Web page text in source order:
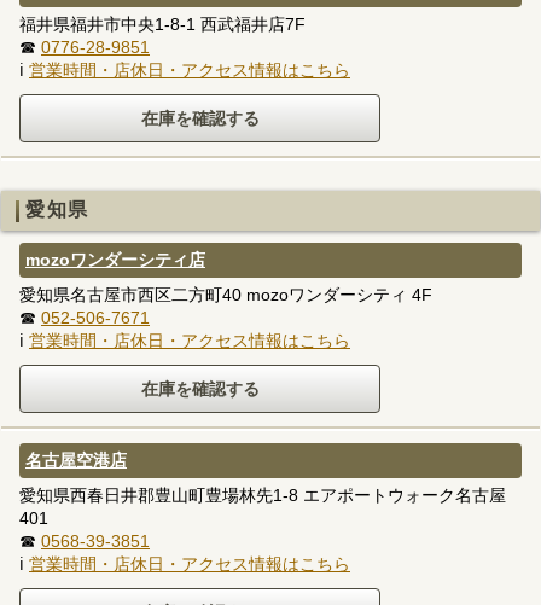
福井県福井市中央1-8-1 西武福井店7F
☎ 0776-28-9851
ℹ 営業時間・店休日・アクセス情報はこちら
愛知県
mozoワンダーシティ店
愛知県名古屋市西区二方町40 mozoワンダーシティ 4F
☎ 052-506-7671
ℹ 営業時間・店休日・アクセス情報はこちら
名古屋空港店
愛知県西春日井郡豊山町豊場林先1-8 エアポートウォーク名古屋
401
☎ 0568-39-3851
ℹ 営業時間・店休日・アクセス情報はこちら